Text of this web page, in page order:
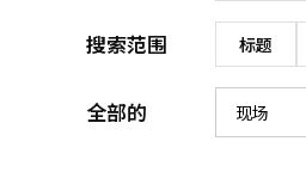
搜索范围 标题
全部的